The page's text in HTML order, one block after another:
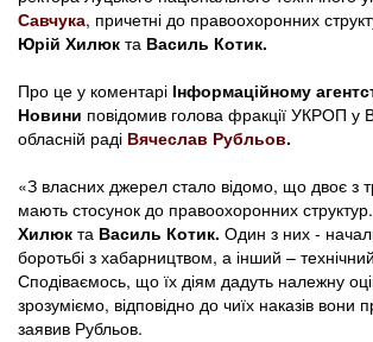
Савчука, причетні до правоохоронних
Юрій Хилюк та Василь Котик.
Про це у коментарі Інформаційному
Новини повідомив голова фракції УКРОП у
обласній раді Вячеслав Рубльов.
«З власних джерел стало відомо, що двоє з
мають стосунок до правоохоронних
Хилюк та Василь Котик. Один з них -
боротьбі з хабарництвом, а інший –
Сподіваємось, що їх діям дадуть належну
зрозуміємо, відповідно до чиїх наказів вони
заявив Рубльов.